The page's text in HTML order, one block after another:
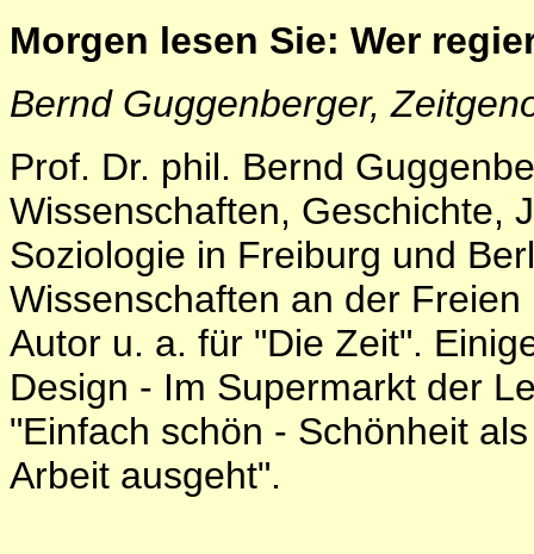
Morgen lesen Sie: Wer
Bernd Guggenberger,
Prof. Dr. phil. Bernd
Wissenschaften, Geschichte,
Soziologie in Freiburg und
Wissenschaften an der
Autor u. a. für "Die Zeit".
Design - Im Supermarkt der
"Einfach schön - Schönheit
Arbeit ausgeht".